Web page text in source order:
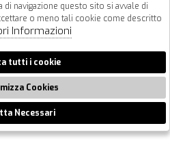
Powered by
navigazione questo sito si avvale di
o meno tali cookie come descritto
Informazioni
tutti i cookie
Cookies
Necessari